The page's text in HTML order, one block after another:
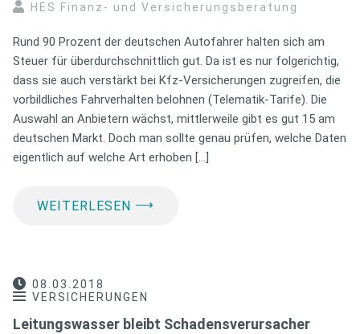
HES Finanz- und Versicherungsberatung
Rund 90 Prozent der deutschen Autofahrer halten sich am
Steuer für überdurchschnittlich gut. Da ist es nur folgerichtig,
dass sie auch verstärkt bei Kfz-Versicherungen zugreifen, die
vorbildliches Fahrverhalten belohnen (Telematik-Tarife). Die
Auswahl an Anbietern wächst, mittlerweile gibt es gut 15 am
deutschen Markt. Doch man sollte genau prüfen, welche Daten
eigentlich auf welche Art erhoben […]
WEITERLESEN ⟶
08.03.2018
VERSICHERUNGEN
Leitungswasser bleibt Schadensverursacher